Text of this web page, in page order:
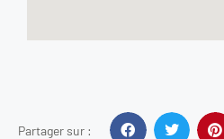
Partager sur :